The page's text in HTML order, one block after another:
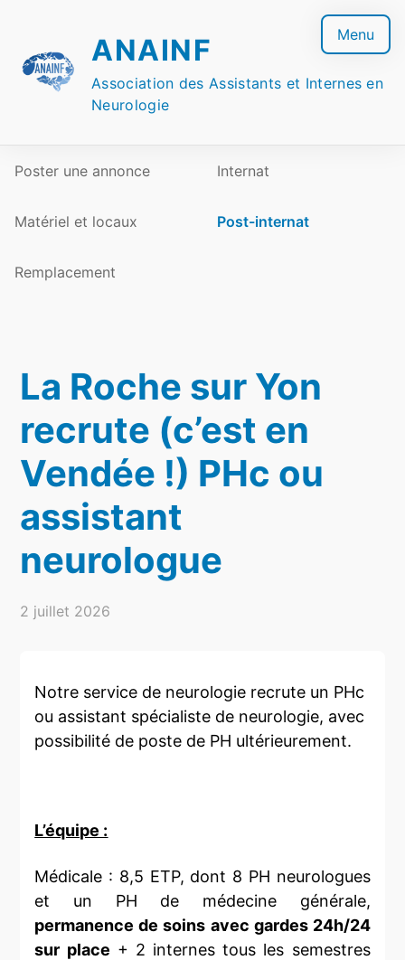
content
ANAINF
Association des Assistants et Internes en
Neurologie
Menu
Poster une annonce Internat
Matériel et locaux Post-internat
Remplacement
La Roche sur Yon
recrute (c’est en
Vendée !) PHc ou
assistant
neurologue
2 juillet 2026
Notre service de neurologie recrute un PHc
ou assistant spécialiste de neurologie, avec
possibilité de poste de PH ultérieurement.
L’équipe :
Médicale : 8,5 ETP, dont 8 PH neurologues
et un PH de médecine générale,
permanence de soins avec gardes 24h/24
sur place + 2 internes tous les semestres